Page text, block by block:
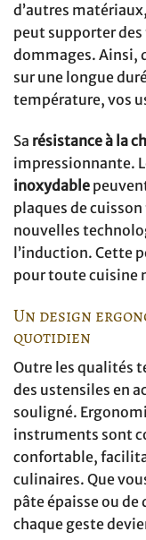
d’autres
peut supporter
dommages. Ainsi,
sur une longue
température, vos
Sa résistance à la
impressionnante.
inoxydable
plaques de
nouvelles
l’induction. Cette
pour toute cuisine
Un design
quotidien
Outre les qualités
des ustensiles en
souligné.
instruments sont
confortable,
culinaires. Que
pâte épaisse ou
chaque geste